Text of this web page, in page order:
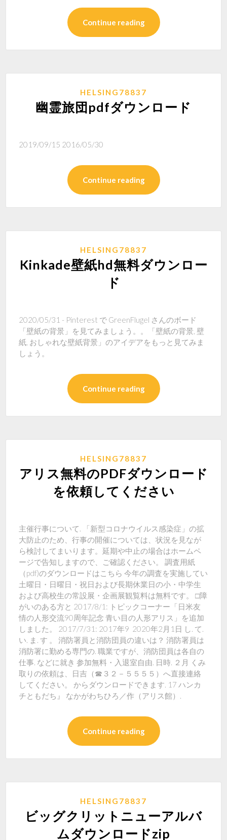
Continue reading
HELSING78837
幽霊旅団pdfダウンロード
2019/09/15 2016/05/30
Continue reading
HELSING78837
Kinkade壁紙hd無料ダウンロー
ド
2020/05/31 - Pinterest で GreenFlugel さんのボード
「壁紙の背景」を見てみましょう。。「壁紙の背景, 壁
紙, おしゃれな壁紙背景」のアイデアをもっと見てみま
しょう。
Continue reading
HELSING78837
アリス無料のPDFダウンロード
を依頼してください
主催行事について. 「新型コロナウイルス感染症」の拡
大防止のため、行事の開催については、状況を見なが
ら検討してまいります。延期や中止の場合はホームペ
ージで告知しますので、ご確認ください。 調査用紙
（pdf)のダウンロードはこちら 今年の調査を実施してい
土曜日・日曜日・祝日および長期休業日の小・中学生
および高校生の常設展・企画展観覧料は無料です。 □障
がいのある方と 2017/8/1: トピックコーナー「日米友
情の人形交流90周年記念 青い目の人形アリス」を追加
しました。 2017/7/31: 2017年9 2020年2月1日 し. て.
い. ま. す 。 消防署員と消防団員の違いは？ 消防署員は
消防署に勤める専門の. 職業ですが、消防団員は各自の
仕事. などに就き 参加無料・入退室自由. 日時. ２月 くみ
取りの依頼は、日吉（☎３２－５５５５）へ直接連絡
してください。 からダウンロードできます. 17 ハンカ
チともだち』 なかがわちひろ／作（アリス館）.
Continue reading
HELSING78837
ビッグクリットニューアルバ
ムダウンロードzip